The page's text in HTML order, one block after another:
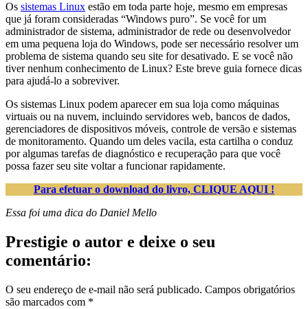
Os sistemas Linux estão em toda parte hoje, mesmo em empresas
que já foram consideradas “Windows puro”. Se você for um
administrador de sistema, administrador de rede ou desenvolvedor
em uma pequena loja do Windows, pode ser necessário resolver um
problema de sistema quando seu site for desativado. E se você não
tiver nenhum conhecimento de Linux? Este breve guia fornece dicas
para ajudá-lo a sobreviver.
Os sistemas Linux podem aparecer em sua loja como máquinas
virtuais ou na nuvem, incluindo servidores web, bancos de dados,
gerenciadores de dispositivos móveis, controle de versão e sistemas
de monitoramento. Quando um deles vacila, esta cartilha o conduz
por algumas tarefas de diagnóstico e recuperação para que você
possa fazer seu site voltar a funcionar rapidamente.
Para efetuar o download do livro, CLIQUE AQUI !
Essa foi uma dica do Daniel Mello
Prestigie o autor e deixe o seu
comentário:
O seu endereço de e-mail não será publicado. Campos obrigatórios
são marcados com *